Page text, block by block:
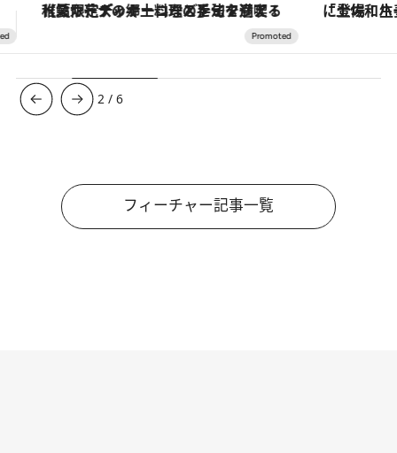
「土佐和ハーブかき氷」がOMO7高知に登場！生姜、山椒、大葉など目にも舌にも涼を呼ぶ郷土の味
3 /6
フィーチャー記事一覧